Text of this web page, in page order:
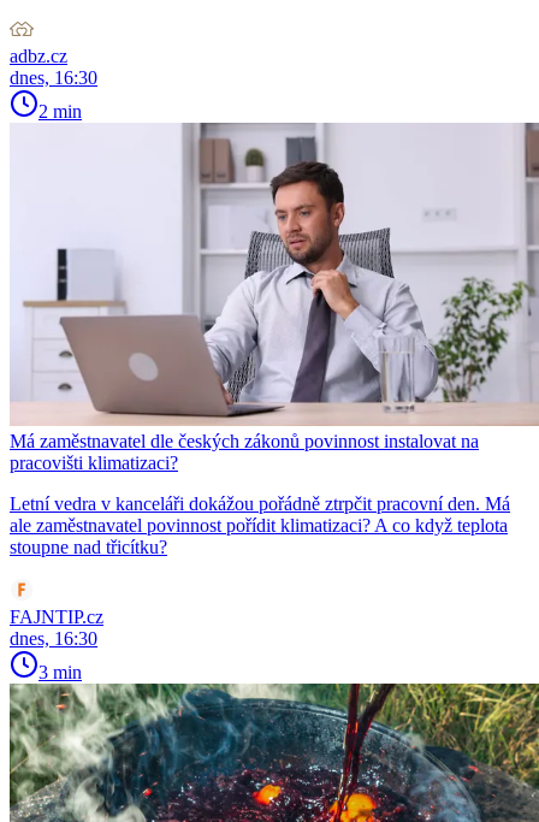
adbz.cz
dnes, 16:30
2 min
Má zaměstnavatel dle českých zákonů povinnost instalovat na
pracovišti klimatizaci?
Letní vedra v kanceláři dokážou pořádně ztrpčit pracovní den. Má
ale zaměstnavatel povinnost pořídit klimatizaci? A co když teplota
stoupne nad třicítku?
FAJNTIP.cz
dnes, 16:30
3 min